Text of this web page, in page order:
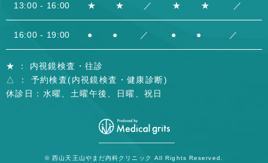
13:00 - 16:00 ★ ★ ／ ★ ★ ／
16:00 - 19:00 ● ● ／ ● ● ／
★ ： 内視鏡検査・往診
△ ： 予約検査(内視鏡検査・健康診断)
休診日：水曜、土曜午後、日曜、祝日
© 西山天王山やまだ内科クリニック All Rights Reserved.